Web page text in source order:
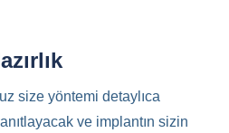
size yöntemi detaylıca
ve implantın sizin